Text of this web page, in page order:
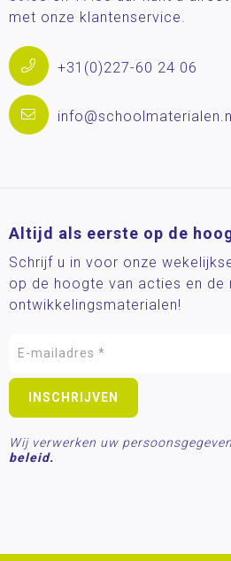
met onze klantenservice.
+31(0)227-60 24 06
Altijd als eerste op de
Schrijf u in voor onze
op de hoogte van acties en de
ontwikkelingsmaterialen!
Wij verwerken uw
beleid.